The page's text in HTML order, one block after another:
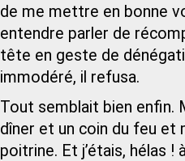
de me mettre en bonne
entendre parler de
tête en geste de
immodéré, il refusa.
Tout semblait bien enfin.
dîner et un coin du feu et
poitrine. Et j’étais, hélas